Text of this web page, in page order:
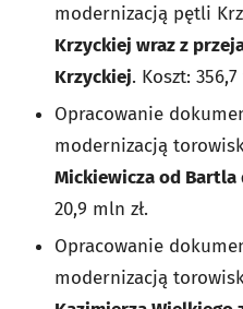
modernizacją pętli
Krzyckiej wraz z
Krzyckiej. Koszt: 356,7
Opracowanie
modernizacją
Mickiewicza od Bartla
20,9 mln zł.
Opracowanie
modernizacją